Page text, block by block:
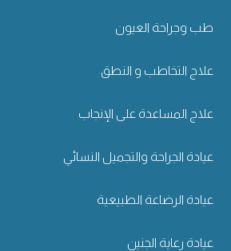
طب وجراحة العيون
علاج التخاطب و النطق
علاج المساعدة على الإنجاب
عيادة الجراحة والتجميل النسائي
عيادة الرضاعة الطبيعية
عيادة رعاية الجنين